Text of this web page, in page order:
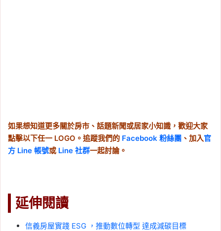
如果想知道更多關於房市、話題新聞或居家小知識，歡迎大家
點擊以下任一 LOGO。追蹤我們的 Facebook 粉絲團 、加入官
方 Line 帳號或 Line 社群一起討論。
延伸閱讀
信義房屋實踐 ESG ，推動數位轉型 達成減碳目標